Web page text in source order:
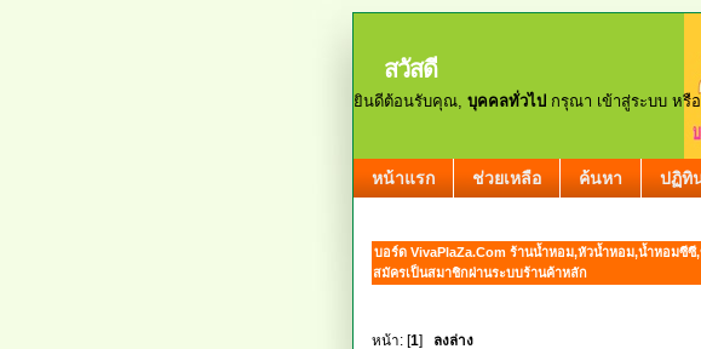
สวัสดี
ยินดีต้อนรับคุณ, บุคคลทั่วไป กรุณา เข้าสู่ระบบ หรื
หน้าแรก ช่วยเหลือ ค้นหา ปฏิทิ
บอร์ด VivaPlaZa.Com ร้านน้ำหอม,หัวน้ำหอม,น้ำหอมซีซี
สมัครเป็นสมาชิกผ่านระบบร้านค้าหลัก
หน้า: [1] ลงล่าง